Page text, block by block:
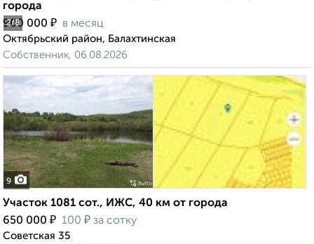
2/8
города
900 000 ₽ в месяц
Октябрьский район, Балахтинская
Собственник, 06.08.2026
9
Участок 1081 сот., ИЖС, 40 км от города
650 000 ₽ 100 ₽ за сотку
Советская 35